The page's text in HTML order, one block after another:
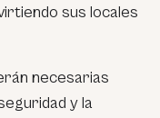
sus locales
necesarias
y la